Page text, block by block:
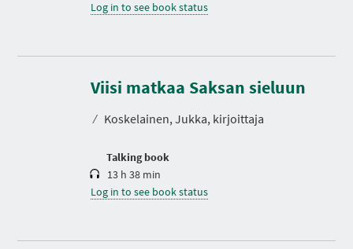
Log in to see book status
Viisi matkaa Saksan sieluun
⁄ Koskelainen, Jukka, kirjoittaja
Talking book
D
r
a
i
13 h 38 min
Log in to see book status
D